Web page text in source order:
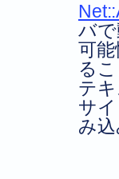
バ
可
る
テ
サ
み